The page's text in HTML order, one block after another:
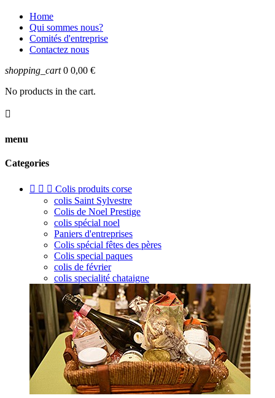
Home
Qui sommes nous?
Comités d'entreprise
Contactez nous
shopping_cart 0 0,00 €
No products in the cart.

menu
Categories
   Colis produits corse
colis Saint Sylvestre
Colis de Noel Prestige
colis spécial noel
Paniers d'entreprises
Colis spécial fêtes des pères
Colis special paques
colis de février
colis specialité chataigne